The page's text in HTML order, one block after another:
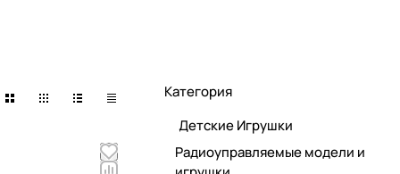
Категория
Детские Игрушки
Радиоуправляемые модели и